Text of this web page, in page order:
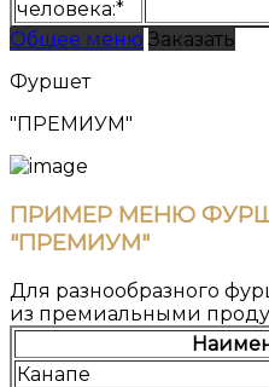
человека:*
Общее меню Заказать
Фуршет
"ПРЕМИУМ"
ПРИМЕР МЕНЮ
"ПРЕМИУМ"
Для разнообразного
из премиальными
Канапе